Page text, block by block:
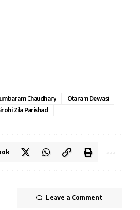
Chaudhary
Otaram Dewasi
Zila Parishad
Leave a Comment